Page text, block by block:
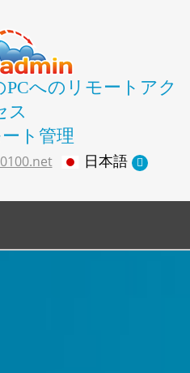
へのリモートアク
ス
ト管理
日本語